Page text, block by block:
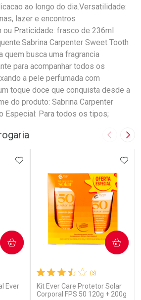
ao longo do dia.Versatilidade:
lazer e encontros
Praticidade: frasco de 236ml
Carpenter Sweet Tooth
quem busca uma fragrancia
para acompanhar todos os
a pele perfumada com
toque doce que conquista desde a
do produto: Sabrina Carpenter
Especial: Para todos os tipos;
Imagem
Ever
ADICIONAR AOS FAVORITOS
(3)
Kit Ever Care Protetor Solar
Corporal FPS 50 120g + 200g
COMPRAR